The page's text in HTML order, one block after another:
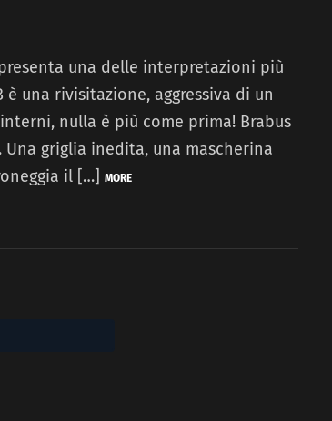
una delle interpretazioni più
è una rivisitazione, aggressiva di un
nulla è più come prima! Brabus
griglia inedita, una mascherina
il […] MORE